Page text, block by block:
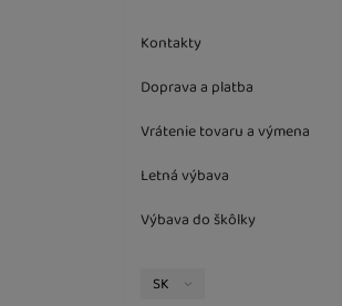
Kontakty
Doprava a platba
Vrátenie tovaru a výmena
Letná výbava
Výbava do škôlky
Jazyková verzia
SK